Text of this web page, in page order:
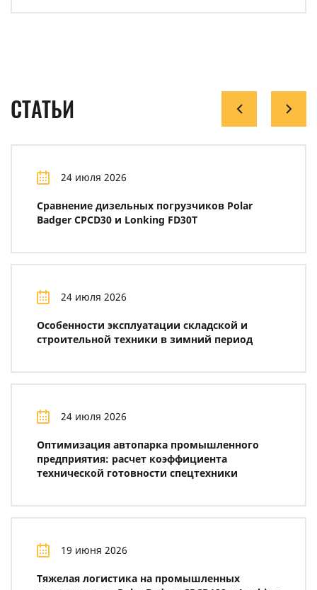
СТАТЬИ
24 июля 2026
Сравнение дизельных погрузчиков Polar
Badger CPCD30 и Lonking FD30T
24 июля 2026
Особенности эксплуатации складской и
строительной техники в зимний период
24 июля 2026
Оптимизация автопарка промышленного
предприятия: расчет коэффициента
технической готовности спецтехники
19 июня 2026
Тяжелая логистика на промышленных